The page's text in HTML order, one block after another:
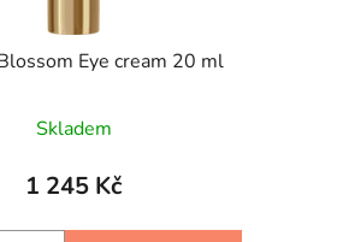
Eye cream 20 ml
Skladem
1 245 Kč